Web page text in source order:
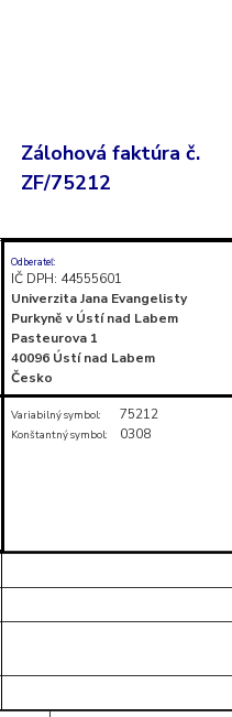
Zálohová faktúra č.
ZF/75212
Odberateľ:
IČ DPH: 44555601
Univerzita Jana Evangelisty
Purkyně v Ústí nad Labem
Pasteurova 1
40096 Ústí nad Labem
Česko
Variabilný symbol: 75212
Konštantný symbol: 0308